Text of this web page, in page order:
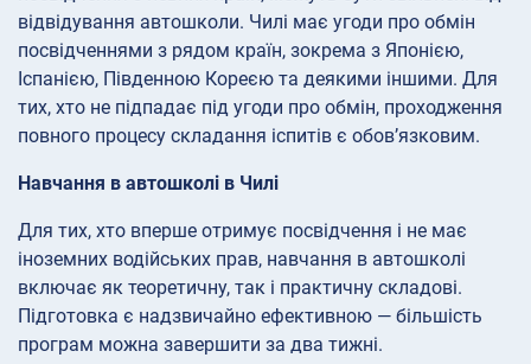
відвідування автошколи. Чилі має угоди про обмін
посвідченнями з рядом країн, зокрема з Японією,
Іспанією, Південною Кореєю та деякими іншими. Для
тих, хто не підпадає під угоди про обмін, проходження
повного процесу складання іспитів є обов’язковим.
Навчання в автошколі в Чилі
Для тих, хто вперше отримує посвідчення і не має
іноземних водійських прав, навчання в автошколі
включає як теоретичну, так і практичну складові.
Підготовка є надзвичайно ефективною — більшість
програм можна завершити за два тижні.